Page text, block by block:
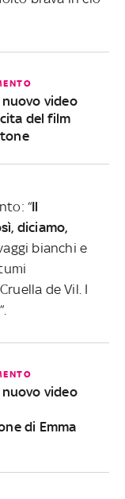
video
del film
“Il
diciamo,
bianchi e
de Vil. I
video
di Emma